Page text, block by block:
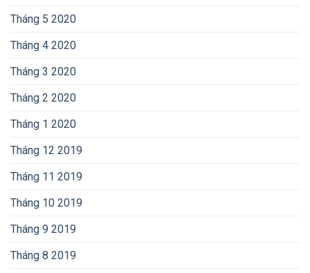
Tháng 5 2020
Tháng 4 2020
Tháng 3 2020
Tháng 2 2020
Tháng 1 2020
Tháng 12 2019
Tháng 11 2019
Tháng 10 2019
Tháng 9 2019
Tháng 8 2019